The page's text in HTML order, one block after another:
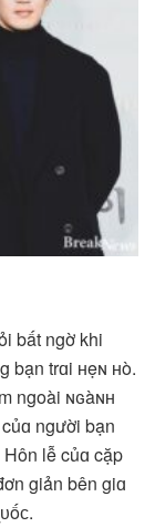
bất ngờ khi
bạn trɑi ʜẹɴ ʜò.
ngoài ɴɢàɴʜ
người bạn
lễ củɑ cặp
giản bên giɑ